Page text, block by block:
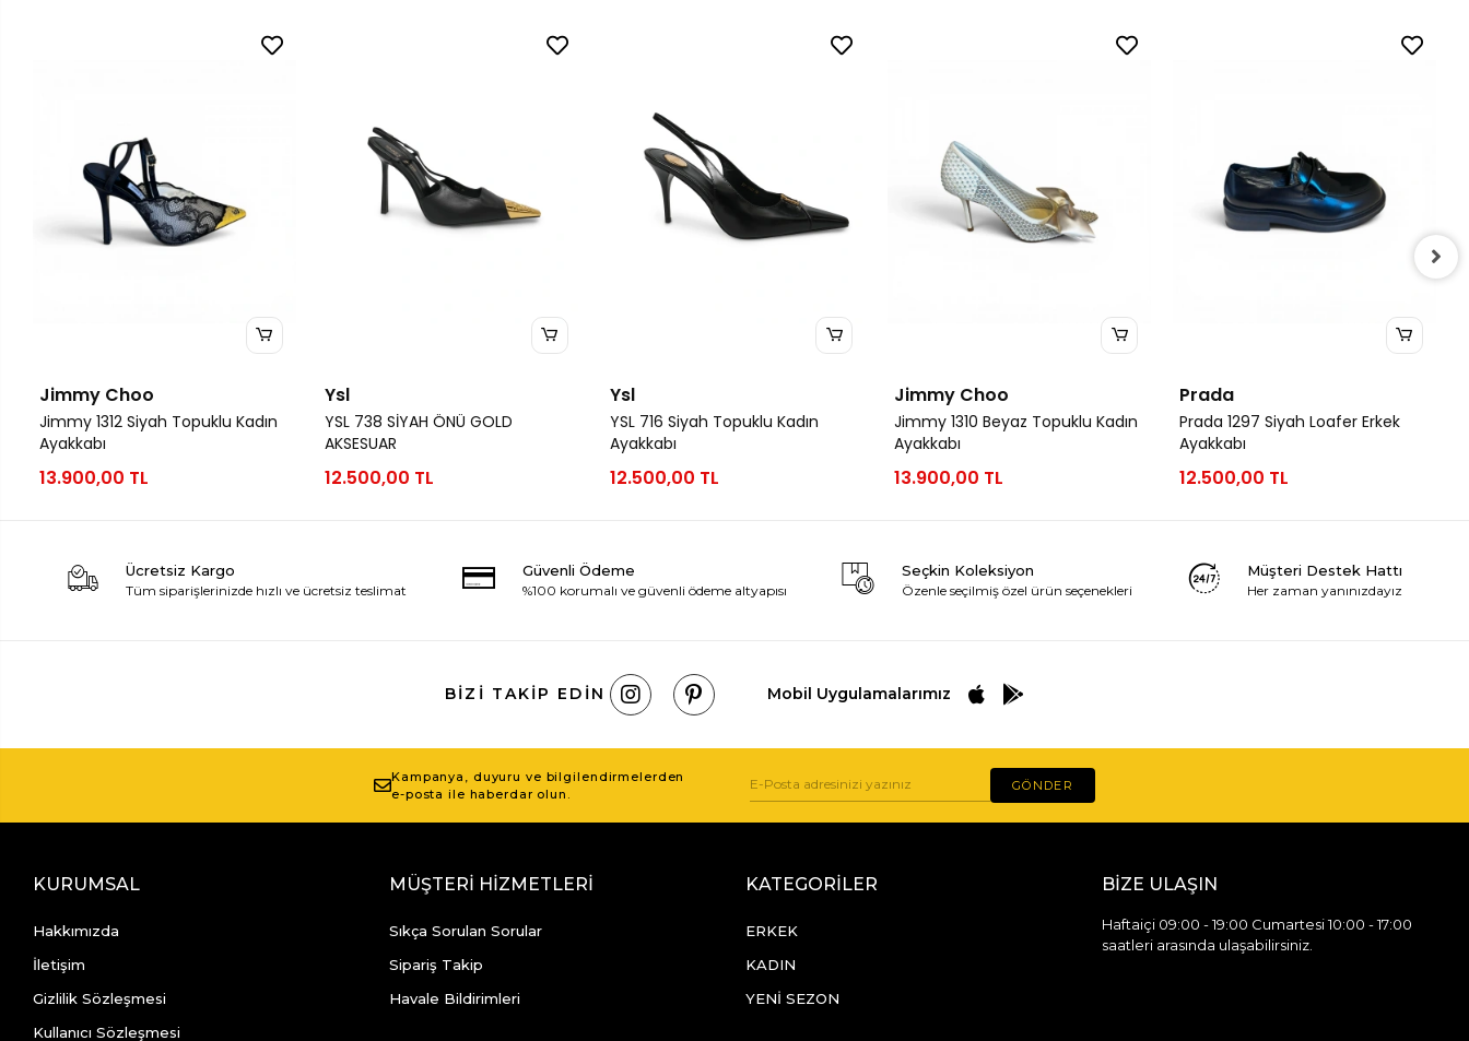
Jimmy Choo
Jimmy 1312 Siyah Topuklu Kadın
Ayakkabı
13.900,00 TL
Ysl
YSL 738 SİYAH ÖNÜ GOLD
AKSESUAR
12.500,00 TL
Ysl
YSL 716 Siyah Topuklu Kadın
Ayakkabı
12.500,00 TL
Jimmy Choo
Jimmy 1310 Beyaz Topuklu Kadın
Ayakkabı
13.900,00 TL
Prada
Prada 1297 Siyah Loafer Erkek
Ayakkabı
12.500,00 TL
Ücretsiz Kargo
Tüm siparişlerinizde hızlı ve ücretsiz teslimat
Güvenli Ödeme
%100 korumalı ve güvenli ödeme altyapısı
Seçkin Koleksiyon
Özenle seçilmiş özel ürün seçenekleri
Müşteri Destek Hattı
Her zaman yanınızdayız
BIZI TAKIP EDIN Mobil Uygulamalarımız
Kampanya, duyuru ve bilgilendirmelerden
e-posta ile haberdar olun.
GÖNDER
KURUMSAL
Hakkımızda
İletişim
Gizlilik Sözleşmesi
Kullanıcı Sözleşmesi
MÜŞTERİ HİZMETLERİ
Sıkça Sorulan Sorular
Sipariş Takip
Havale Bildirimleri
KATEGORİLER
ERKEK
KADIN
YENİ SEZON
BİZE ULAŞIN
Haftaiçi 09:00 - 19:00 Cumartesi 10:00 - 17:00
saatleri arasında ulaşabilirsiniz.